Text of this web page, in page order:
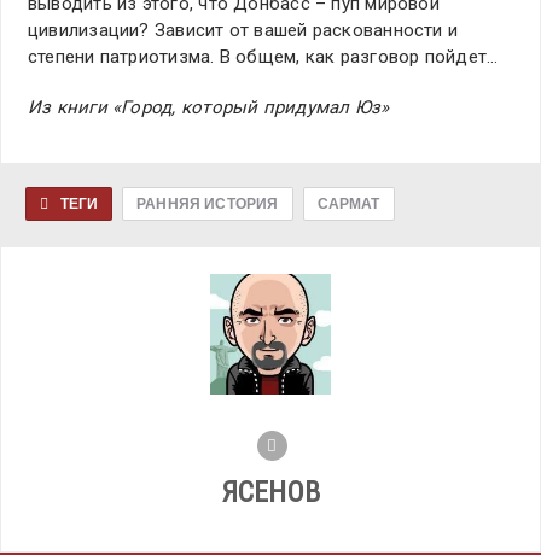
цивилизации? Зависит от вашей раскованности и
степени патриотизма. В общем, как разговор пойдет…
Из книги «Город, который придумал Юз»
ТЕГИ РАННЯЯ ИСТОРИЯ САРМАТ
ЯСЕНОВ